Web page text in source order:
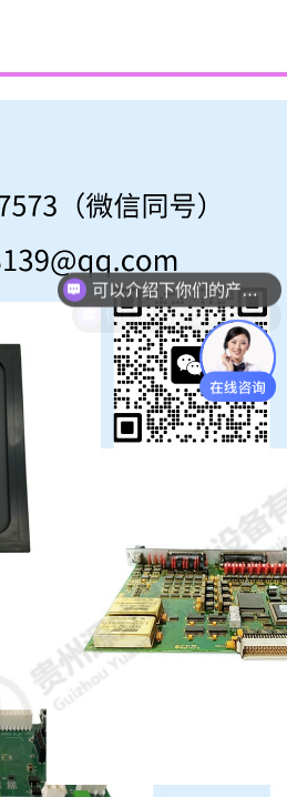
你们是怎么收费的呢？